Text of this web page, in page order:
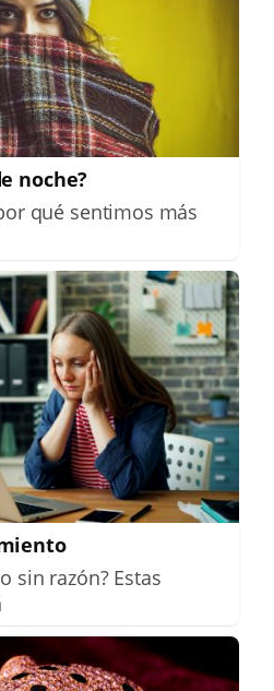
noche?
qué sentimos más
sin razón? Estas